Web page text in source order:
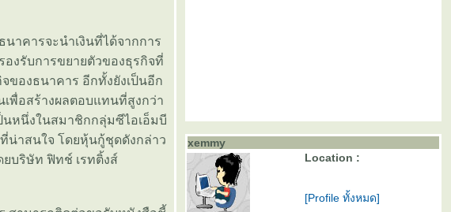
าคารจะนำเงินที่ได้จากการ
องรับการขยายตัวของธุรกิจที่
ของธนาคาร อีกทั้งยังเป็นอีก
พื่อสร้างผลตอบแทนที่สูงกว่า
นหนึ่งในสมาชิกกลุ่มซีไอเอ็มบี
น่าสนใจ โดยหุ้นกู้ชุดดังกล่าว
บริษัท ฟิทช์ เรทติ้งส์
xemmy
Location :
[Profile ทั้งหมด]